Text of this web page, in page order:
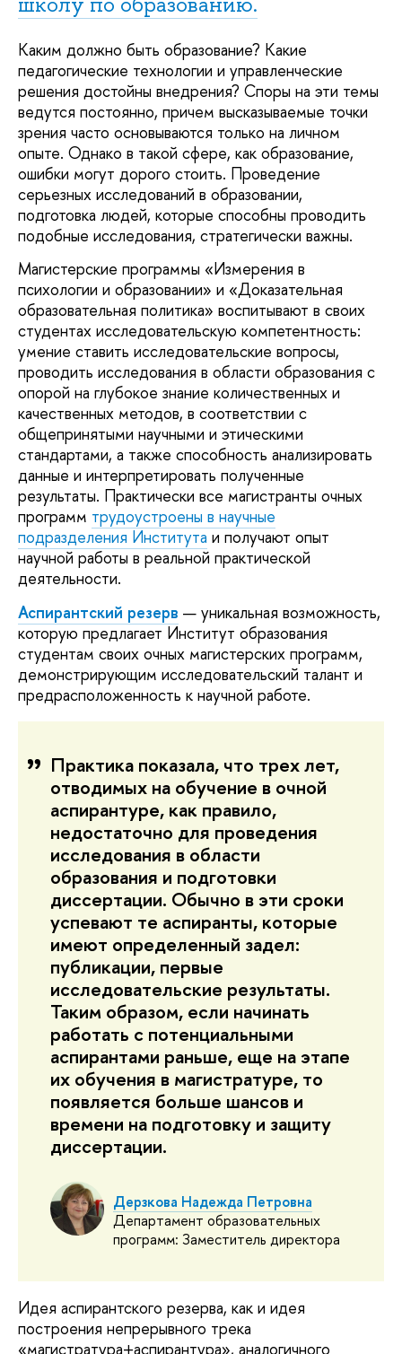
Каким должно быть образование? Какие
педагогические технологии и управленческие
решения достойны внедрения? Споры на эти темы
ведутся постоянно, причем высказываемые точки
зрения часто основываются только на личном
опыте. Однако в такой сфере, как образование,
ошибки могут дорого стоить. Проведение
серьезных исследований в образовании,
подготовка людей, которые способны проводить
подобные исследования, стратегически важны.
Магистерские программы «Измерения в
психологии и образовании» и «Доказательная
образовательная политика» воспитывают в своих
студентах исследовательскую компетентность:
умение ставить исследовательские вопросы,
проводить исследования в области образования с
опорой на глубокое знание количественных и
качественных методов, в соответствии с
общепринятыми научными и этическими
стандартами, а также способность анализировать
данные и интерпретировать полученные
результаты. Практически все магистранты очных
программ трудоустроены в научные
подразделения Института и получают опыт
научной работы в реальной практической
деятельности.
Аспирантский резерв — уникальная возможность,
которую предлагает Институт образования
студентам своих очных магистерских программ,
демонстрирующим исследовательский талант и
предрасположенность к научной работе.
Практика показала, что трех лет,
отводимых на обучение в очной
аспирантуре, как правило,
недостаточно для проведения
исследования в области
образования и подготовки
диссертации. Обычно в эти сроки
успевают те аспиранты, которые
имеют определенный задел:
публикации, первые
исследовательские результаты.
Таким образом, если начинать
работать с потенциальными
аспирантами раньше, еще на этапе
их обучения в магистратуре, то
появляется больше шансов и
времени на подготовку и защиту
диссертации.
Дерзкова Надежда Петровна
Департамент образовательных
программ: Заместитель директора
Идея аспирантского резерва, как и идея
построения непрерывного трека
«магистратура+аспирантура», аналогичного